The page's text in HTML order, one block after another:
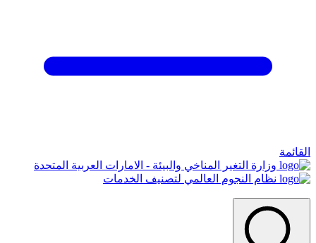
القائمة
وزارة التغير المناخي والبيئة - الامارات العربية المتحدة
نظام النجوم العالمي لتصنيف الخدمات